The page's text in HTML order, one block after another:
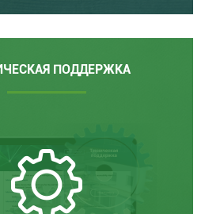
ПОДДЕРЖКА